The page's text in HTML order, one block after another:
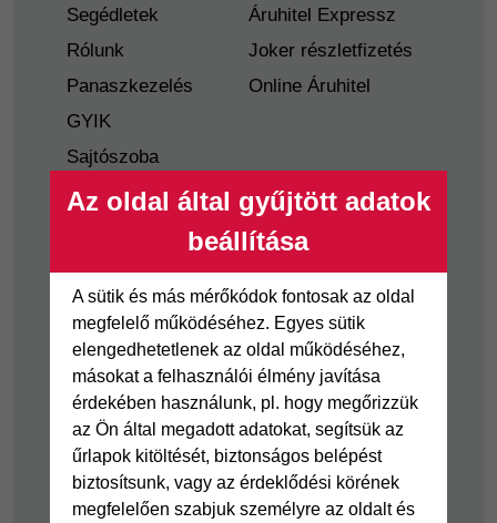
Az oldal által gyűjtött adatok
beállítása
A sütik és más mérőkódok fontosak az oldal
megfelelő működéséhez. Egyes sütik
elengedhetetlenek az oldal működéséhez,
másokat a felhasználói élmény javítása
érdekében használunk, pl. hogy megőrizzük
az Ön által megadott adatokat, segítsük az
űrlapok kitöltését, biztonságos belépést
biztosítsunk, vagy az érdeklődési körének
megfelelően szabjuk személyre az oldalt és
Segédletek
Rólunk
Panaszkezelés
GYIK
Sajtószoba
Nyilvánosságra
Visszaélés-bejelentés
Tájékoztató
fogyatékkal élő
ügyfelek részére
Áruhitel Expressz
Joker részletfizetés
Online Áruhitel
Hitelkártya
Cofidis Hitelkártya
Joker részletfizetés
Áruhitel Expressz
Személyikölcsön
Cofidis személyi
kölcsön
Cofidis Bank